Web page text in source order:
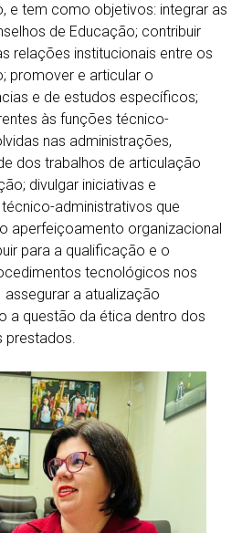
e tem como objetivos: integrar as
de Educação; contribuir
relações institucionais entre os
promover e articular o
e de estudos específicos;
às funções técnico-
nas administrações,
dos trabalhos de articulação
divulgar iniciativas e
administrativos que
aperfeiçoamento organizacional
para a qualificação e o
tecnológicos nos
a atualização
a questão da ética dentro dos
prestados.